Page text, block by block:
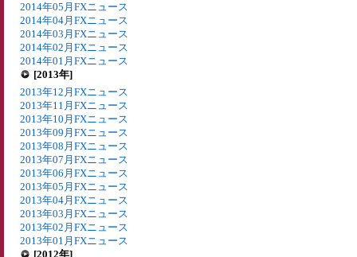
2014年05月FXニュース
2014年04月FXニュース
2014年03月FXニュース
2014年02月FXニュース
2014年01月FXニュース
[2013年]
2013年12月FXニュース
2013年11月FXニュース
2013年10月FXニュース
2013年09月FXニュース
2013年08月FXニュース
2013年07月FXニュース
2013年06月FXニュース
2013年05月FXニュース
2013年04月FXニュース
2013年03月FXニュース
2013年02月FXニュース
2013年01月FXニュース
[2012年]